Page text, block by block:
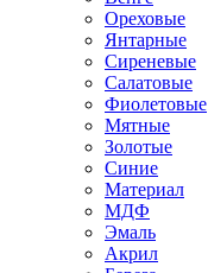
Ореховые
Янтарные
Сиреневые
Салатовые
Фиолетовые
Мятные
Золотые
Синие
Материал
МДФ
Эмаль
Акрил